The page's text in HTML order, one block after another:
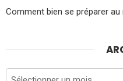
Comment bien se préparer
Archives